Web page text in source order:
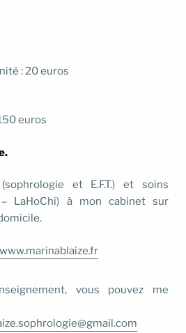
: 20 euros
euros
et E.F.T.) et soins
– LaHoChi) à mon cabinet sur
www.marinablaize.fr
vous pouvez me